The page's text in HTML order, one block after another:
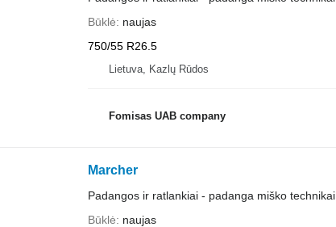
Būklė
naujas
750/55 R26.5
Lietuva, Kazlų Rūdos
Fomisas UAB company
Marcher
Padangos ir ratlankiai - padanga miško technikai
Būklė
naujas